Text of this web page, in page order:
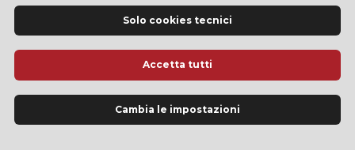
Sito Ufficiale di Informazione Turistica di Modena
Solo cookies tecnici
Accetta tutti
Cambia le impostazioni